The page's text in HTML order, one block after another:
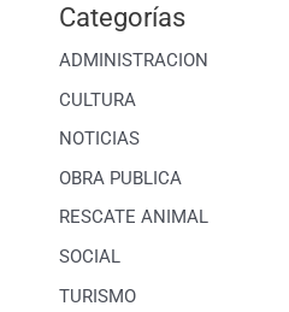
Categorías
ADMINISTRACION
CULTURA
NOTICIAS
OBRA PUBLICA
RESCATE ANIMAL
SOCIAL
TURISMO